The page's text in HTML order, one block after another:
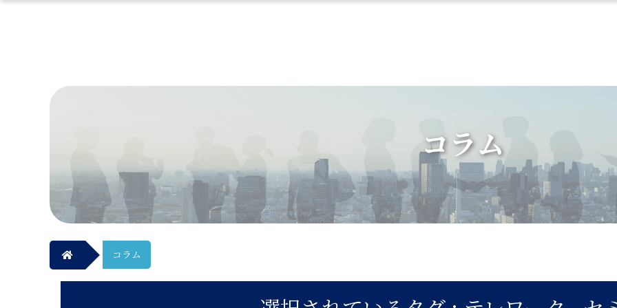
コラム
コラム